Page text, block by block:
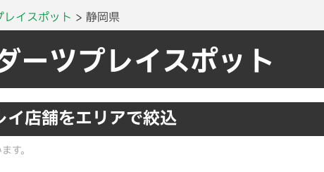
レイスポット 静岡県
ーツプレイスポット
イ店舗をエリアで絞込
す。